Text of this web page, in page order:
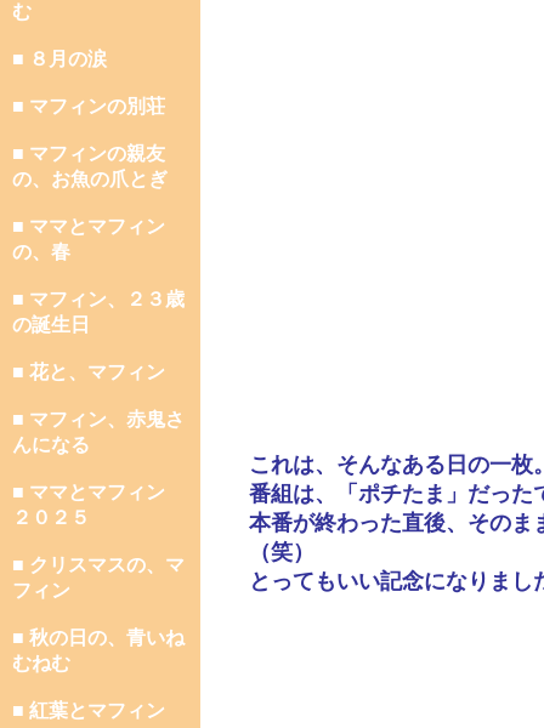
む
■ ８月の涙
■ マフィンの別荘
■ マフィンの親友
の、お魚の爪とぎ
■ ママとマフィン
の、春
■ マフィン、２３歳
の誕生日
■ 花と、マフィン
■ マフィン、赤鬼さ
んになる
■ ママとマフィン
２０２５
■ クリスマスの、マ
フィン
■ 秋の日の、青いね
むねむ
■ 紅葉とマフィン
これは、そんなある日の一枚
番組は、「ポチたま」だった
本番が終わった直後、そのま
（笑）
とってもいい記念になりまし